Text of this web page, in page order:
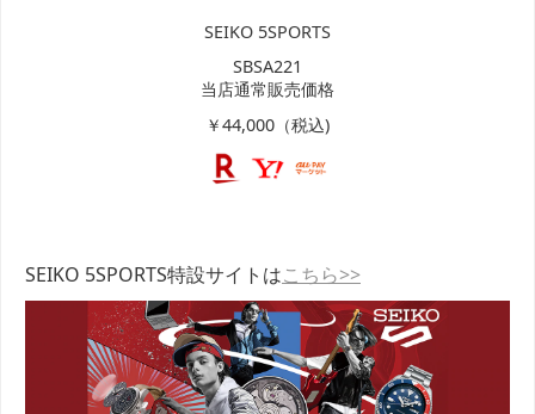
SEIKO 5SPORTS
SBSA221
当店通常販売価格
￥44,000（税込)
SEIKO 5SPORTS特設サイトはこちら>>